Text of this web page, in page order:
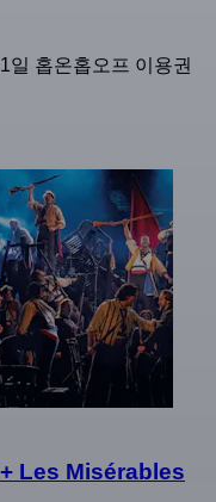
일 홉온홉오프 이용권
+ Les Misérables